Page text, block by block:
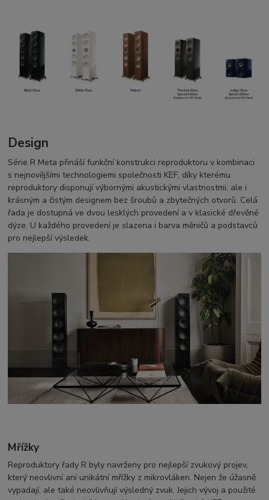
Design
Série R Meta přináší funkční konstrukci reproduktoru v kombinaci
s nejnovějšími technologiemi společnosti KEF, díky kterému
reproduktory disponují výbornými akustickými vlastnostmi, ale i
krásným a čistým designem bez šroubů a zbytečných otvorů. Celá
řada je dostupná ve dvou lesklých provedení a v klasické dřevěné
dýze. U každého provedení je slazena i barva měničů a podstavců
pro nejlepší výsledek.
Mřížky
Reproduktory řady R byly navrženy pro nejlepší zvukový projev,
který neovlivní ani unikátní mřížky z mikrovláken. Nejen že úžasně
vypadají, ale také neovlivňují výsledný zvuk. Jejich vývoj a použité